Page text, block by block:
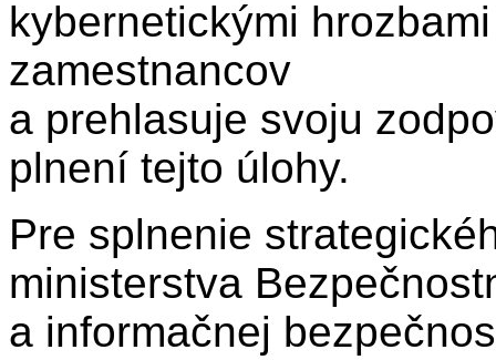
kybernetickými
zamestnancov
a prehlasuje svoju
plnení tejto úlohy.
Pre splnenie
ministerstva
a informačnej